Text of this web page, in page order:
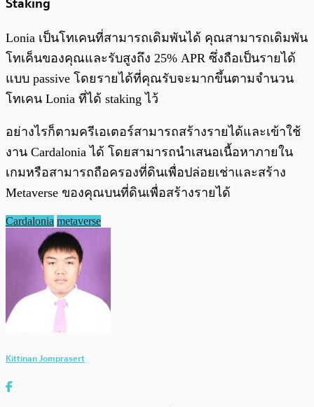
Lonia เป็นโทเคนที่สามารถเดิมพันได้ คุณสามารถเดิมพัน
โทเค็นของคุณและรับสูงถึง 25% APR ซึ่งถือเป็นรายได้
แบบ passive โดยรายได้ที่คุณรับจะมากขึ้นตามจำนวน
โทเคน Lonia ที่ได้ staking ไว้
อย่างไรก็ตามครีเอเตอร์สามารถสร้างรายได้และเข้าใช้
งาน Cardalonia ได้ โดยสามารถนำเสนอเนื้อหาภายใน
เกมหรือสามารถถือครองที่ดินเพื่อปล่อยเช่าและสร้าง
Metaverse ของคุณบนที่ดินเพื่อสร้างรายได้
Cardalonia metaverse
Kittinan Jomprasert